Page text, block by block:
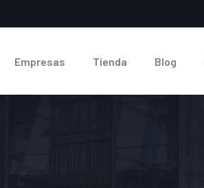
Empresas Tienda Blog